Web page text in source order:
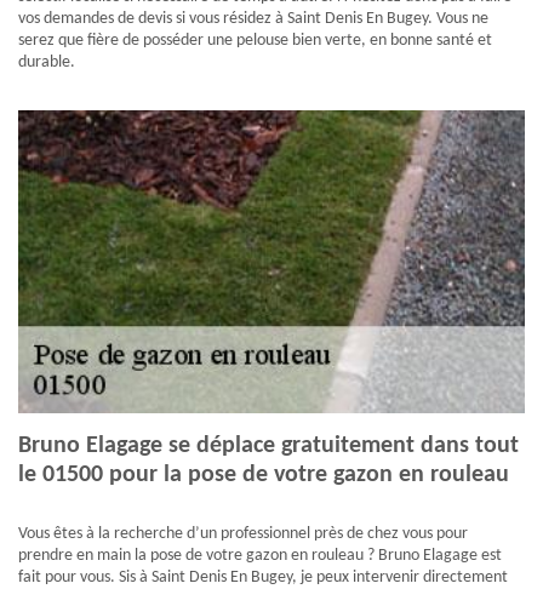
vos demandes de devis si vous résidez à Saint Denis En Bugey. Vous ne
serez que fière de posséder une pelouse bien verte, en bonne santé et
durable.
Bruno Elagage se déplace gratuitement dans tout
le 01500 pour la pose de votre gazon en rouleau
Vous êtes à la recherche d’un professionnel près de chez vous pour
prendre en main la pose de votre gazon en rouleau ? Bruno Elagage est
fait pour vous. Sis à Saint Denis En Bugey, je peux intervenir directement